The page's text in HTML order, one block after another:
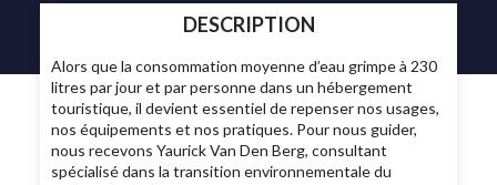
DESCRIPTION
Alors que la consommation moyenne d’eau grimpe à 230
litres par jour et par personne dans un hébergement
touristique, il devient essentiel de repenser nos usages,
nos équipements et nos pratiques. Pour nous guider,
nous recevons Yaurick Van Den Berg, consultant
spécialisé dans la transition environnementale du